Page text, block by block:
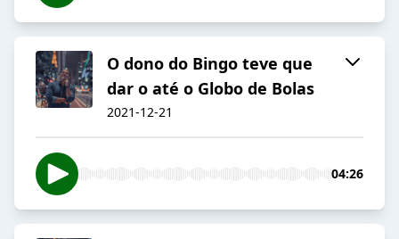
O dono do Bingo teve que
dar o até o Globo de Bolas
2021-12-21
04:26